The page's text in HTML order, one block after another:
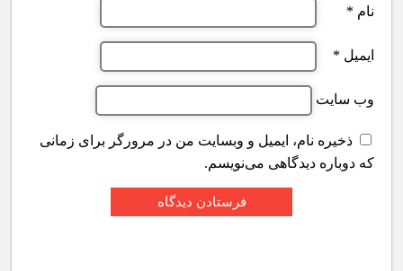
نام *
ایمیل *
وب‌ سایت
ذخیره نام، ایمیل و وبسایت من در مرورگر برای زمانی
که دوباره دیدگاهی می‌نویسم.